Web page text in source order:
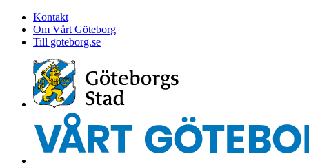
Kontakt
Om Vårt Göteborg
Till goteborg.se